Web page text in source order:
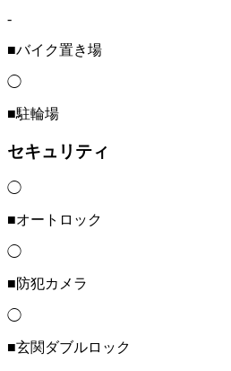
-
■バイク置き場
◯
■駐輪場
セキュリティ
◯
■オートロック
◯
■防犯カメラ
◯
■玄関ダブルロック